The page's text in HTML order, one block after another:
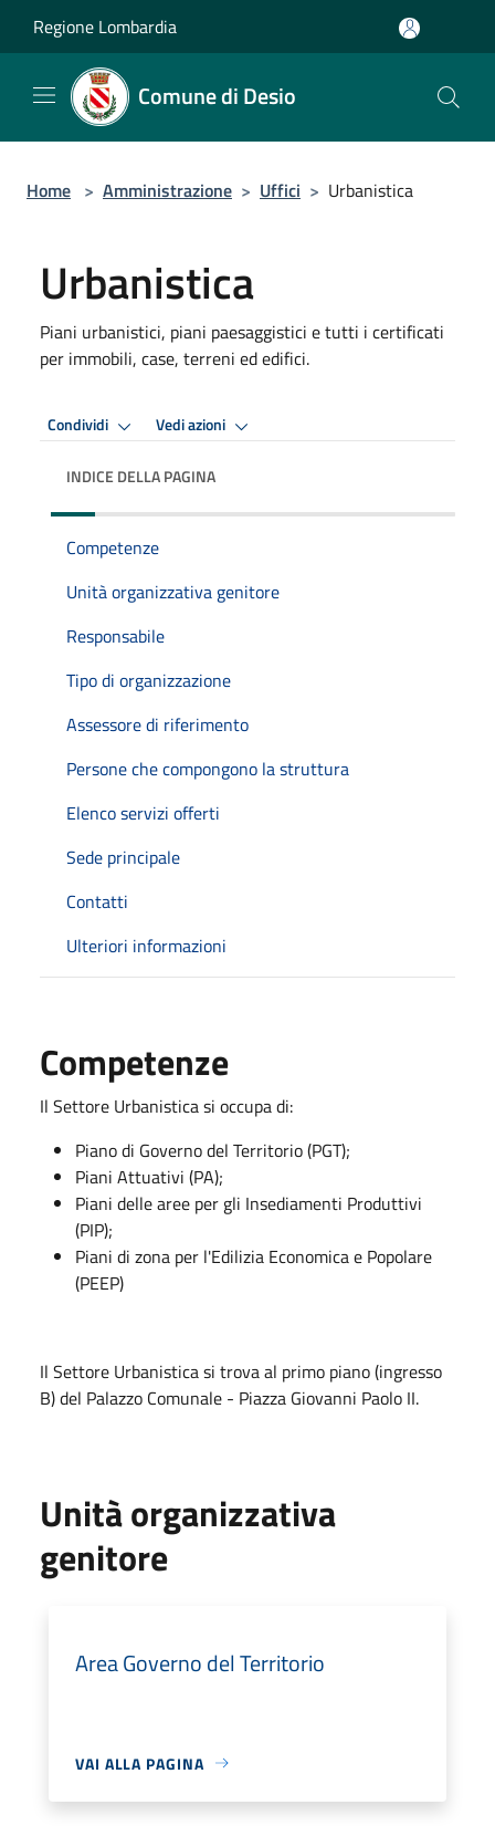
Regione Lombardia
Comune di Desio
Home > Amministrazione > Uffici > Urbanistica
Urbanistica
Piani urbanistici, piani paesaggistici e tutti i certificati
per immobili, case, terreni ed edifici.
Condividi Vedi azioni
INDICE DELLA PAGINA
Competenze
Unità organizzativa genitore
Responsabile
Tipo di organizzazione
Assessore di riferimento
Persone che compongono la struttura
Elenco servizi offerti
Sede principale
Contatti
Ulteriori informazioni
Competenze
Il Settore Urbanistica si occupa di:
Piano di Governo del Territorio (PGT);
Piani Attuativi (PA);
Piani delle aree per gli Insediamenti Produttivi
(PIP);
Piani di zona per l'Edilizia Economica e Popolare
(PEEP)
Il Settore Urbanistica si trova al primo piano (ingresso
B) del Palazzo Comunale - Piazza Giovanni Paolo II.
Unità organizzativa
genitore
Area Governo del Territorio
VAI ALLA PAGINA